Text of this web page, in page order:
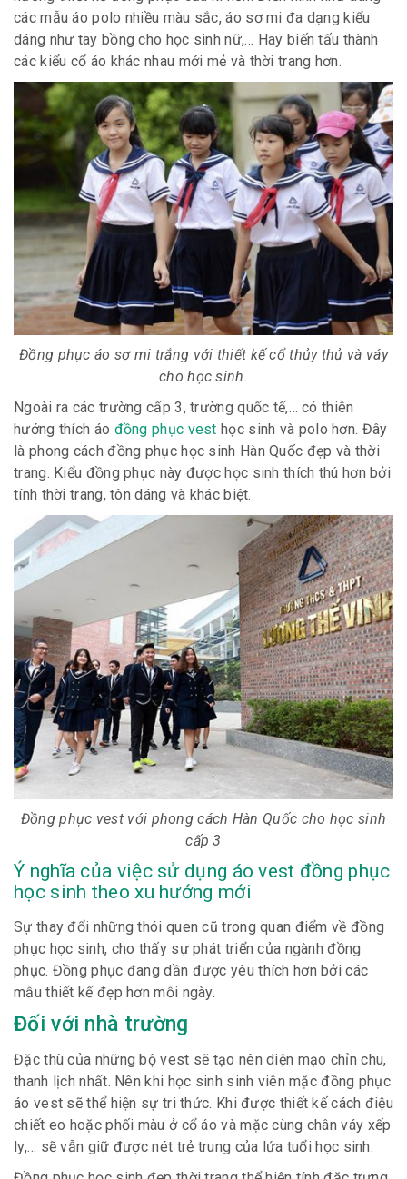
các mẫu áo polo nhiều màu sắc, áo sơ mi đa dạng kiểu
dáng như tay bồng cho học sinh nữ,… Hay biến tấu thành
các kiểu cổ áo khác nhau mới mẻ và thời trang hơn.
Đồng phục áo sơ mi trắng với thiết kế cổ thủy thủ và váy
cho học sinh.
Ngoài ra các trường cấp 3, trường quốc tế,… có thiên
hướng thích áo đồng phục vest học sinh và polo hơn. Đây
là phong cách đồng phục học sinh Hàn Quốc đẹp và thời
trang. Kiểu đồng phục này được học sinh thích thú hơn bởi
tính thời trang, tôn dáng và khác biệt.
Đồng phục vest với phong cách Hàn Quốc cho học sinh
cấp 3
Ý nghĩa của việc sử dụng áo vest đồng phục
học sinh theo xu hướng mới
Sự thay đổi những thói quen cũ trong quan điểm về đồng
phục học sinh, cho thấy sự phát triển của ngành đồng
phục. Đồng phục đang dần được yêu thích hơn bởi các
mẫu thiết kế đẹp hơn mỗi ngày.
Đối với nhà trường
Đặc thù của những bộ vest sẽ tạo nên diện mạo chỉn chu,
thanh lịch nhất. Nên khi học sinh sinh viên mặc đồng phục
áo vest sẽ thể hiện sự tri thức. Khi được thiết kế cách điệu
chiết eo hoặc phối màu ở cổ áo và mặc cùng chân váy xếp
ly,… sẽ vẫn giữ được nét trẻ trung của lứa tuổi học sinh.